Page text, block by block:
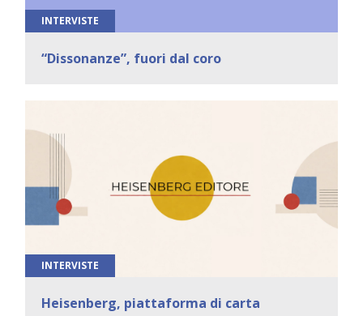
INTERVISTE
“Dissonanze”, fuori dal coro
INTERVISTE
Heisenberg, piattaforma di carta